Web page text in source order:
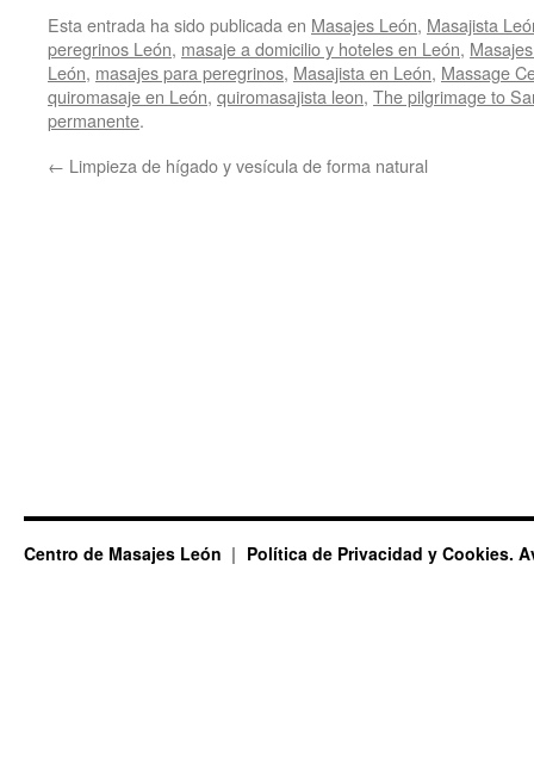
Esta entrada ha sido publicada en Masajes León, Masajista
peregrinos León, masaje a domicilio y hoteles en León,
León, masajes para peregrinos, Masajista en León, Massage
quiromasaje en León, quiromasajista leon, The pilgrimage to
permanente.
← Limpieza de hígado y vesícula de forma natural
Centro de Masajes León Política de Privacidad y Cookies.